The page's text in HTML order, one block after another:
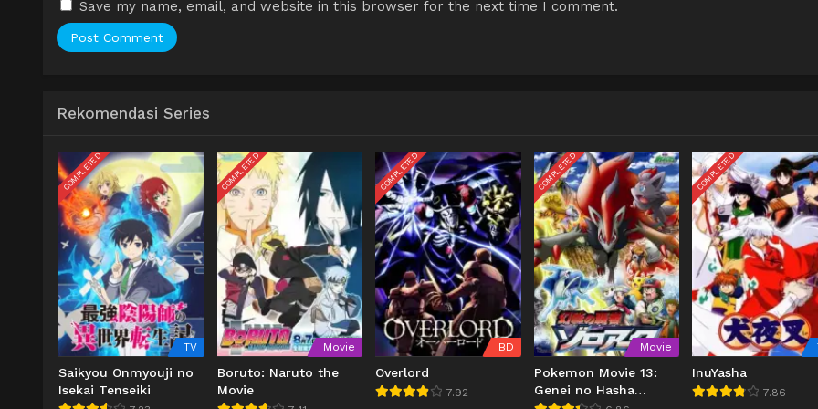
Save my name, email, and website in this browser for the next time I comment.
Rekomendasi Series
COMPLETED
TV
Saikyou Onmyouji no
Isekai Tenseiki
COMPLETED
Movie
Boruto: Naruto the
Movie
COMPLETED
BD
Overlord
7.92
COMPLETED
Movie
Pokemon Movie 13:
Genei no Hasha
COMPLETED
InuYasha
7.86